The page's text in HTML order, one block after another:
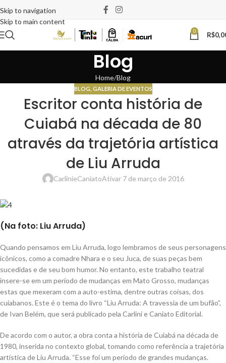
Skip to navigation
Skip to main content
0 R$
Blog
Home Blog
BLOG GALERIA DE EVENTOS
Escritor conta história de
Cuiabá na década de 80
através da trajetória artística
de Liu Arruda
CarlinieCaniatoAtivar 7 de março de 2016
(Na foto: Liu Arruda)
Quando pensamos em Liu Arruda, logo lembramos de seus personagens
icônicos, como a comadre Nhara e o seu Juca, de suas peças bem
sucedidas e de seu bom humor. No entanto, este trabalho teatral
insere-se em um período de mudanças em Mato Grosso, mudanças
estas que mexeram com a auto-estima, dentre outras coisas, dos
cuiabanos. Este é o tema do livro “Liu Arruda: A travessia de um bufão”,
de Ivan Belém, que será publicado pela Carlini e Caniato Editorial.
De acordo com o autor, a obra conta a história de Cuiabá na década de
1980, inserida no contexto global, tomando como referência a trajetória
artística de Liu Arruda. “Esse foi um período de grandes mudanças.